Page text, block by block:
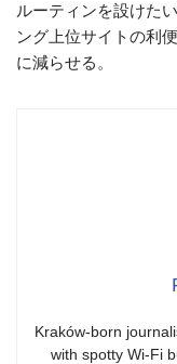
ルーティンを設けた
ング上位サイトの利
に減らせる。
Kraków-born
with spotty Wi-Fi